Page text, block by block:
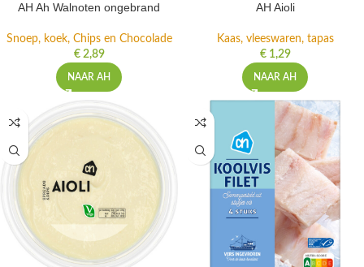
AH Ah Walnoten ongebrand
Snoep, koek, Chips en Chocolade
€2,89
NAAR AH
AH Aioli
Kaas, vleeswaren, tapas
€1,29
NAAR AH